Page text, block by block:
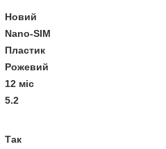
Новий
Nano-SIM
Пластик
Рожевий
12 міс
5.2
Так